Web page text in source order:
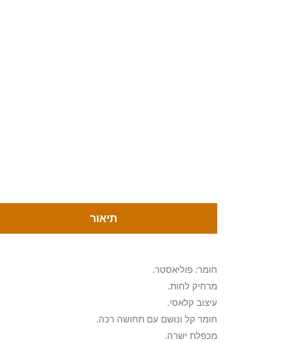
תיאור
חומר: פוליאסטר.
מרחיק לחות.
עיצוב קלאסי.
חומר קל ונושם עם תחושה רכה.
מכפלת ישרה.